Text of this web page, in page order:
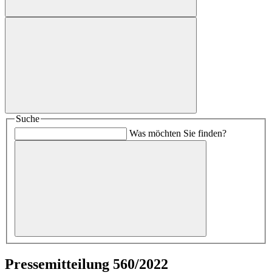
Suche
Was möchten Sie finden?
Pressemitteilung 560/2022